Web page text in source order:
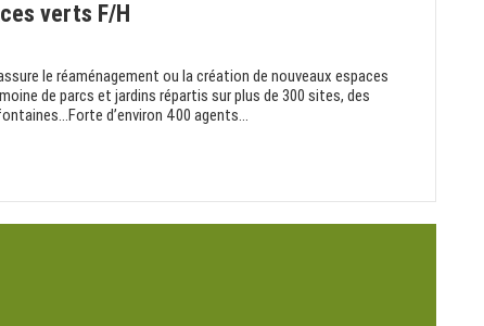
verts F/H
le réaménagement ou la création de nouveaux espaces
de parcs et jardins répartis sur plus de 300 sites, des
d’environ 400 agents...